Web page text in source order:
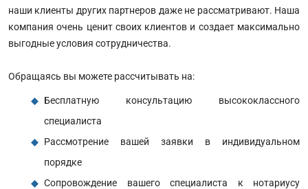
наши клиенты других партнеров даже не рассматривают. Наша
компания очень ценит своих клиентов и создает максимально
выгодные условия сотрудничества.
Обращаясь вы можете рассчитывать на:
Бесплатную консультацию высококлассного
специалиста
Рассмотрение вашей заявки в индивидуальном
порядке
Сопровождение вашего специалиста к нотариусу